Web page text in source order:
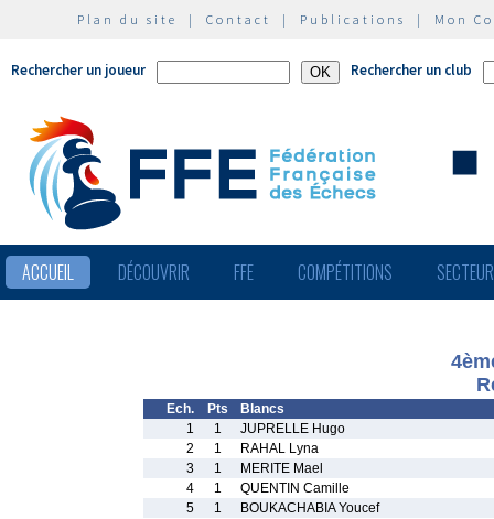
Plan du site | Contact | Publications | Mon
Rechercher un joueur Rechercher un club
ACCUEIL DÉCOUVRIR FFE COMPÉTITIONS
Ech. Pts
Blancs
1
1
JUPRELLE Hugo
2
1
RAHAL Lyna
3
1
MERITE Mael
4
1
QUENTIN Camille
5
1
BOUKACHABIA Youcef